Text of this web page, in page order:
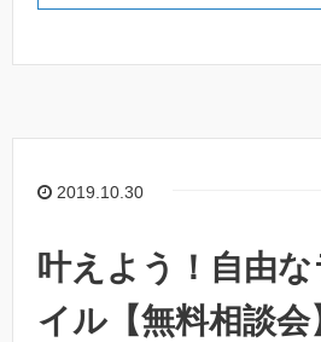
2019.10.30
叶えよう！自由
イル【無料相談会